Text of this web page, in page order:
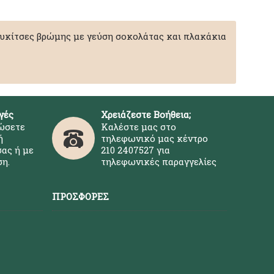
βρώμης με γεύση σοκολάτας και πλακάκια
ή με
Χρειάζεστε Βοήθεια;
Καλέστε μας στο
τηλεφωνικό μας κέντρο
210 2407527 για
τηλεφωνικές παραγγελίες
ΠΡΟΣΦΟΡΈΣ